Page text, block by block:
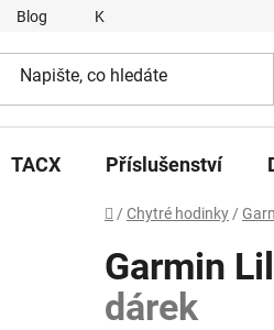
Blog Kontakty
TACX Příslušenství
Domů
/ Chytré hodinky /
Garmin
dárek